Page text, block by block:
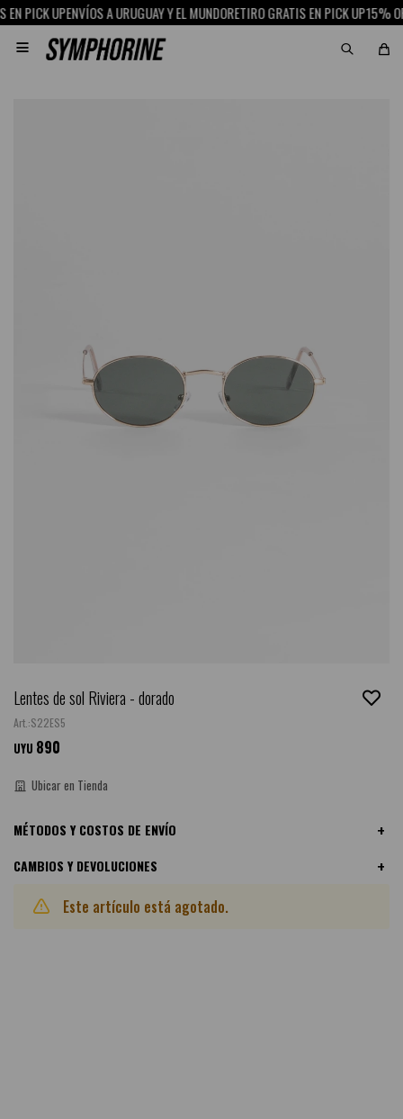
PICK UPENVÍOS A URUGUAY Y EL MUNDORETIRO GRATIS EN PICK UP15% OFF

Lentes de sol Riviera - dorado
S22ES5
UYU 890
Ubicar en Tienda
MÉTODOS Y COSTOS DE ENVÍO
CAMBIOS Y DEVOLUCIONES
Este artículo está agotado.